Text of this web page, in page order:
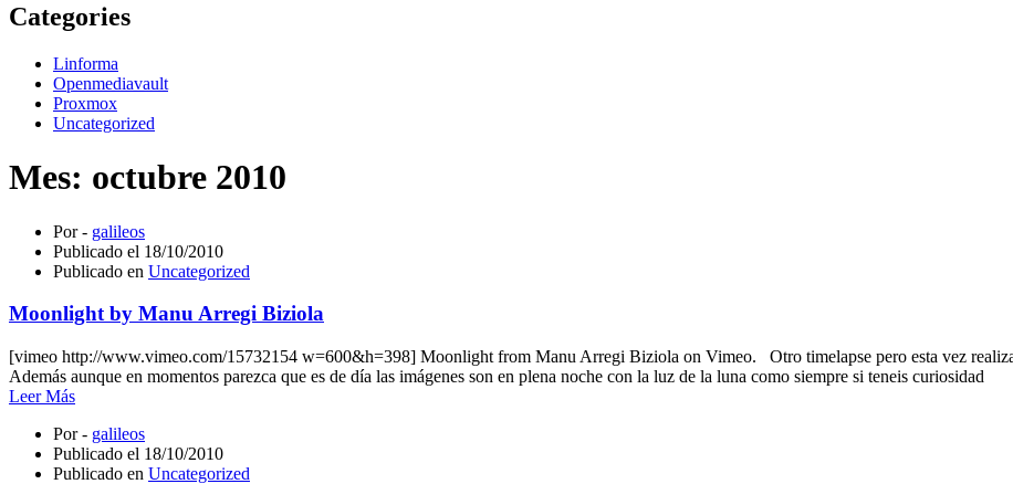
Categories
Linforma
Openmediavault
Proxmox
Uncategorized
Mes: octubre 2010
Por - galileos
Publicado el 18/10/2010
Publicado en Uncategorized
Moonlight by Manu Arregi Biziola
[vimeo http://www.vimeo.com/15732154 w=600&h=398] Moonlight from Manu Arregi Biziola on Vimeo. Otro timelapse pero esta vez
Además aunque en momentos parezca que es de día las imágenes son en plena noche con la luz de la luna como siempre si teneis curiosidad
Leer Más
Por - galileos
Publicado el 18/10/2010
Publicado en Uncategorized